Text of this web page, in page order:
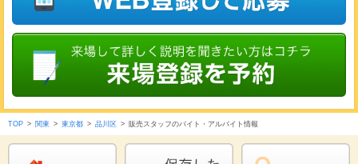
TOP > 関東 > 東京都 > 品川区 > 販売スタッフのバイト・アルバイト情報